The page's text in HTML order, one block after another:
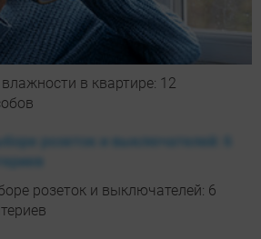
в квартире: 12
розеток и выключателей: 6